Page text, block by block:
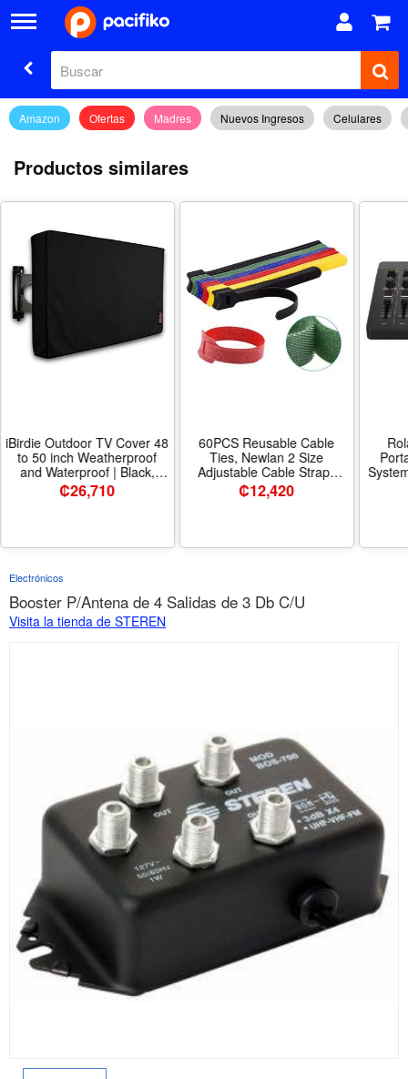
Amazon Ofertas Madres Nuevos Ingresos Celulares
Productos similares
iBirdie Outdoor TV Cover 48
to 50 inch Weatherproof
and Waterproof | Black,
47.5L x 30H Cover Size,
600D Thick Fabric, Outside
- Color Black
₡26,710
60PCS Reusable Cable
Ties, Newlan 2 Size
Adjustable Cable Straps
50PCS 8 Inches 10PCS 6
Inches, Cable Organizer,
Colors
₡12,420
Electrónicos
Booster P/Antena de 4 Salidas de 3 Db C/U
Visita la tienda de STEREN